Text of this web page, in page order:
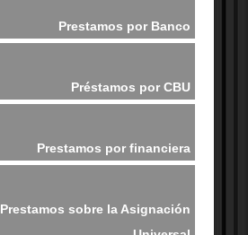
Prestamos por Banco
Préstamos por CBU
Prestamos por financiera
Prestamos sobre la Asignación